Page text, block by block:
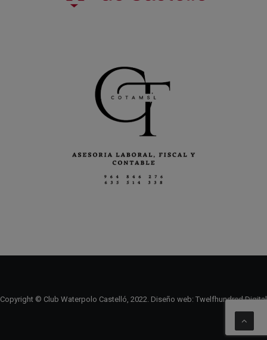
Copyright © Club Waterpolo Castelló, 2022. Diseño web: Twelfhundred Digital